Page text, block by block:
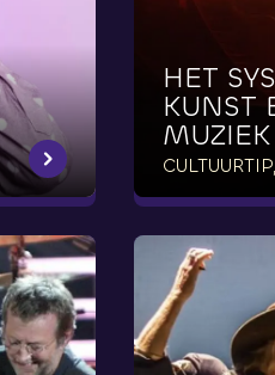
HET
KUNST
MUZIEK